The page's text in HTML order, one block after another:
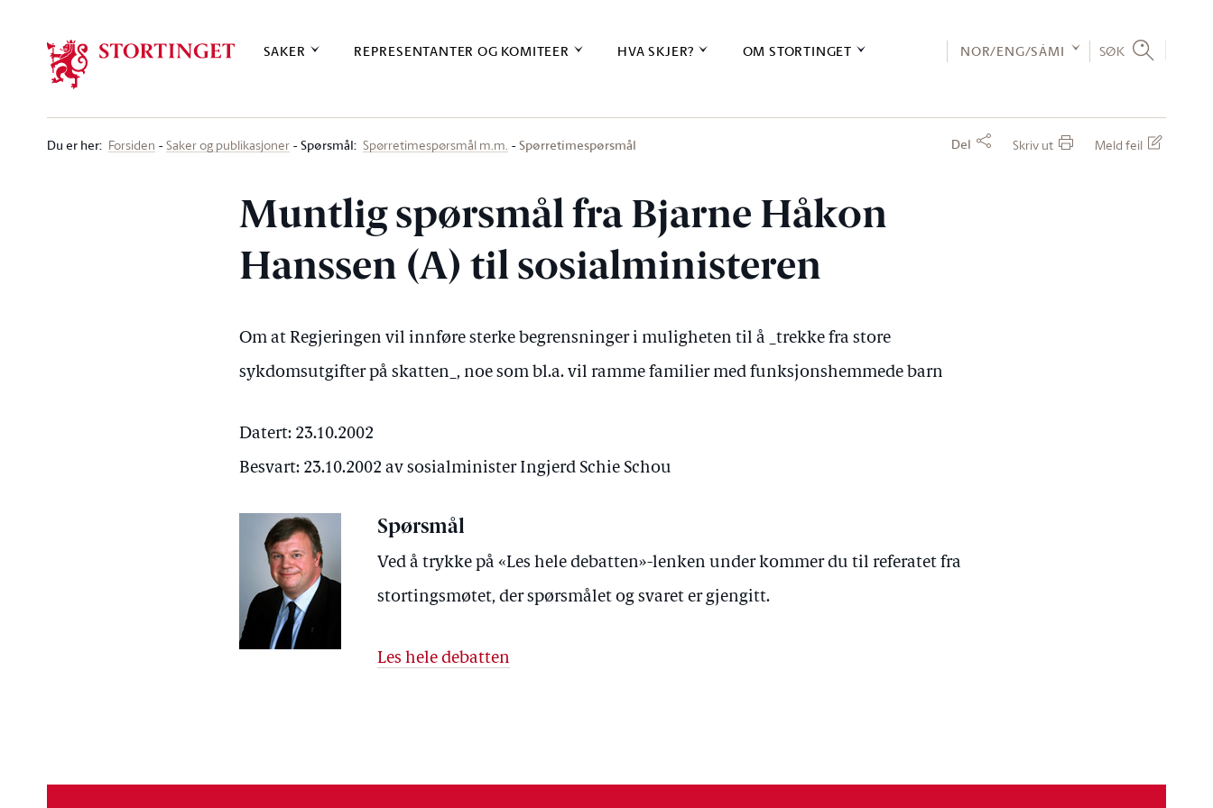
SAKER REPRESENTANTER OG KOMITEER HVA SKJER? OM STORTINGET NOR/ENG/SÁMI SØK
Du er her: Forsiden Saker og publikasjoner Spørsmål: Spørretimespørsmål m.m. Spørretimespørsmål Del Skriv ut Meld feil
Muntlig spørsmål fra Bjarne Håkon
Hanssen (A) til sosialministeren
Om at Regjeringen vil innføre sterke begrensninger i muligheten til å _trekke fra store
sykdomsutgifter på skatten_, noe som bl.a. vil ramme familier med funksjonshemmede barn
Datert: 23.10.2002
Besvart: 23.10.2002 av sosialminister Ingjerd Schie Schou
Spørsmål
Ved å trykke på «Les hele debatten»-lenken under kommer du til referatet fra
stortingsmøtet, der spørsmålet og svaret er gjengitt.
Les hele debatten